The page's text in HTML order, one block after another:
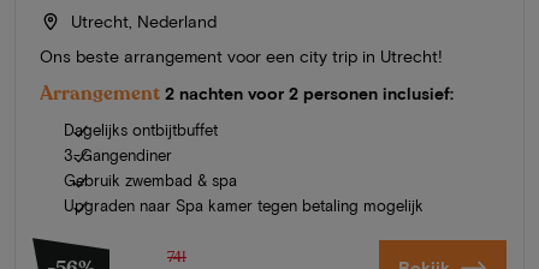
Utrecht, Nederland
Ons beste arrangement voor een city trip in Utrecht!
Arrangement 2 nachten voor 2 personen inclusief:
Dagelijks ontbijtbuffet
3-Gangendiner
Gebruik zwembad & spa
Upgraden naar Spa kamer tegen betaling mogelijk
741